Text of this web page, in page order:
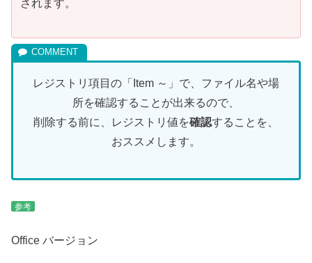
されます。
レジストリ項目の「Item ～」で、ファイル名や場
所を確認することが出来るので、
削除する前に、レジストリ値を確認することを、
おススメします。
参考
Office バージョン